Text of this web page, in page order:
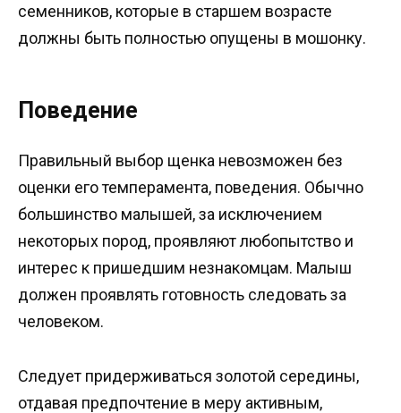
семенников, которые в старшем возрасте
должны быть полностью опущены в мошонку.
Поведение
Правильный выбор щенка невозможен без
оценки его темперамента, поведения. Обычно
большинство малышей, за исключением
некоторых пород, проявляют любопытство и
интерес к пришедшим незнакомцам. Малыш
должен проявлять готовность следовать за
человеком.
Следует придерживаться золотой середины,
отдавая предпочтение в меру активным,